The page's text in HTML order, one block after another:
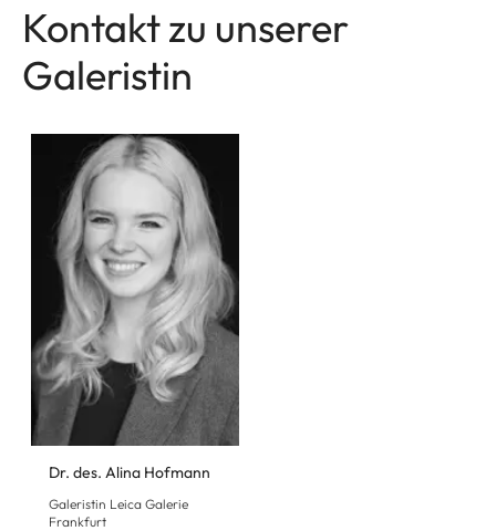
Kontakt zu unserer
Galeristin
Dr. des. Alina Hofmann
Galeristin Leica Galerie
Frankfurt